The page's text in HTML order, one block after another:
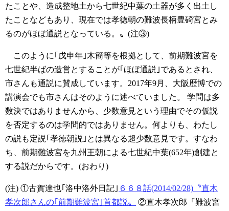
たことや、造成整地土から七世紀中葉の土器が多く出土し
たことなどもあり、現在では孝徳朝の難波長柄豊碕宮とみ
るのがほぼ通説となっている。〟(注③)
このように｢戊申年｣木簡等を根拠として、前期難波宮を
七世紀半ばの造営とすることが｢ほぼ通説｣であるとされ、
市さんも通説に賛成しています。2017年9月、大阪歴博での
講演会でも市さんはそのように述べていました。
学問は多
数決ではありませんから、少数意見という理由でその仮説
を否定するのは学問的ではありません。何よりも、わたし
の説も定説｢孝徳朝説｣とは異なる超少数意見です。すなわ
ち、前期難波宮を九州王朝による七世紀中葉(652年)創建と
する説だからです。(おわり)
(注) ①古賀達也｢洛中洛外日記｣ ６６８話(2014/02/28)〝直木
孝次郎さんの｢前期難波宮｣首都説〟
②直木孝次郎『難波宮